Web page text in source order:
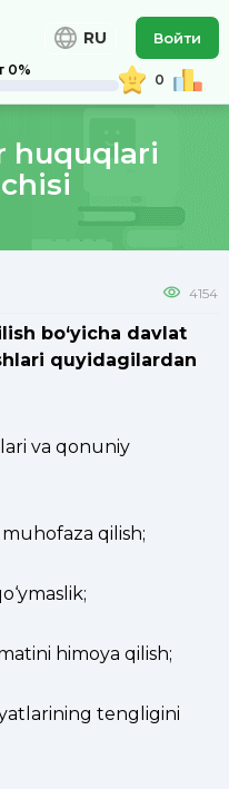
0%
0
RU Войти
huquqlari
4154
bo‘yicha davlat
quyidagilardan
va qonuniy
muhofaza qilish;
himoya qilish;
tengligini